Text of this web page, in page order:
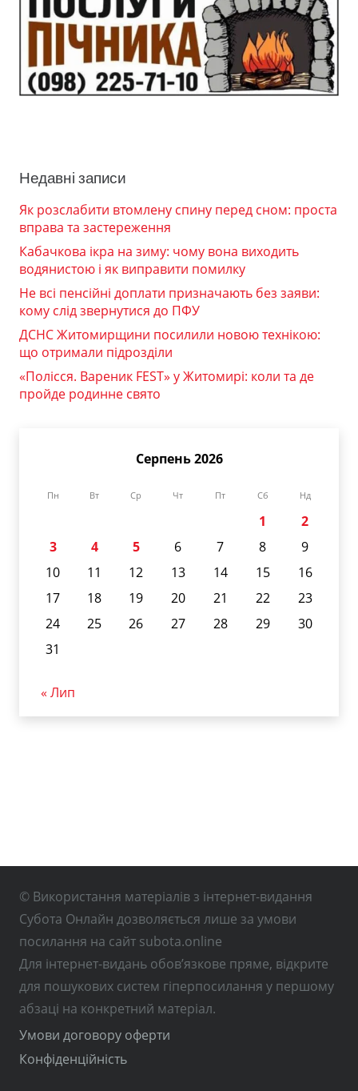
Недавні записи
Як розслабити втомлену спину перед сном: проста
вправа та застереження
Кабачкова ікра на зиму: чому вона виходить
водянистою і як виправити помилку
Не всі пенсійні доплати призначають без заяви:
кому слід звернутися до ПФУ
ДСНС Житомирщини посилили новою технікою:
що отримали підрозділи
«Полісся. Вареник FEST» у Житомирі: коли та де
пройде родинне свято
Серпень 2026
Пн Вт Ср Чт Пт Сб Нд
1
2
3
4 5 6 7 8
9
10
11 12 13 14 15
16
17
18 19 20 21 22
23
24
25 26 27 28 29
30
31
« Лип
© Використання матеріалів з інтернет-видання
Субота Онлайн дозволяється лише за умови
посилання на сайт subota.online
Для інтернет-видань обов’язкове пряме, відкрите
для пошукових систем гіперпосилання у першому
абзаці на конкретний матеріал.
Умови договору оферти
Конфіденційність